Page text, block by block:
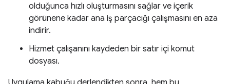
olduğunca hızlı oluşturmasını sağlar ve içerik
görünene kadar ana iş parçacığı çalışmasını en aza
indirir.
Hizmet çalışanını kaydeden bir satır içi komut
dosyası.